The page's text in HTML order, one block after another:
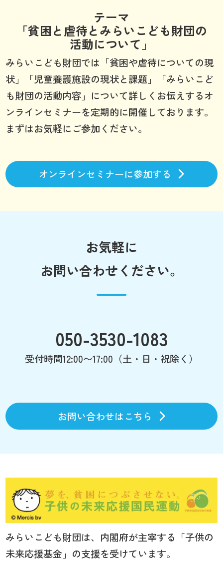
テーマ
「貧困と虐待とみらいこども財団の
活動について」
みらいこども財団では「貧困や虐待についての現
状」「児童養護施設の現状と課題」「みらいこど
も財団の活動内容」について詳しくお伝えするオ
ンラインセミナーを定期的に開催しております。
まずはお気軽にご参加ください。
オンラインセミナーに参加する
お気軽に
お問い合わせください。
050-3530-1083
受付時間12:00〜17:00（土・日・祝除く）
お問い合わせはこちら
みらいこども財団は、内閣府が主宰する「子供の
未来応援基金」の支援を受けています。